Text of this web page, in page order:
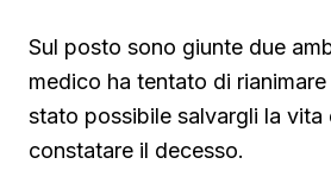
Sul posto sono giunte due
medico ha tentato di rianimare
stato possibile salvargli la vita
constatare il decesso.